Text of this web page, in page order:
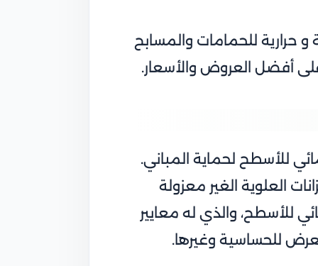
للحمامات والمسابح
أفضل العروض والأسعار.
للأسطح لحماية المباني.
العلوية الغير معزولة
للأسطح، والذي له معايير
للحساسية وغيرها.